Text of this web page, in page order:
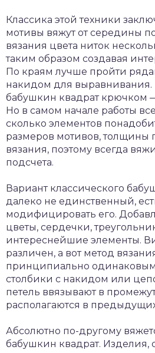
Классика этой техники
мотивы вяжут от середины
вязания цвета ниток
таким образом создавая
По краям лучше пройти
накидом для выравнивания.
бабушкин квадрат крючком
Но в самом начале работы
сколько элементов
размеров мотивов, толщины
вязания, поэтому всегда
подсчета.
Вариант классического
далеко не единственный,
модифицировать его.
цветы, сердечки,
интереснейшие элементы.
различен, а вот метод
принципиально одинаковым
столбики с накидом или
петель ввязывают в
располагаются в
Абсолютно по-другому
бабушкин квадрат.